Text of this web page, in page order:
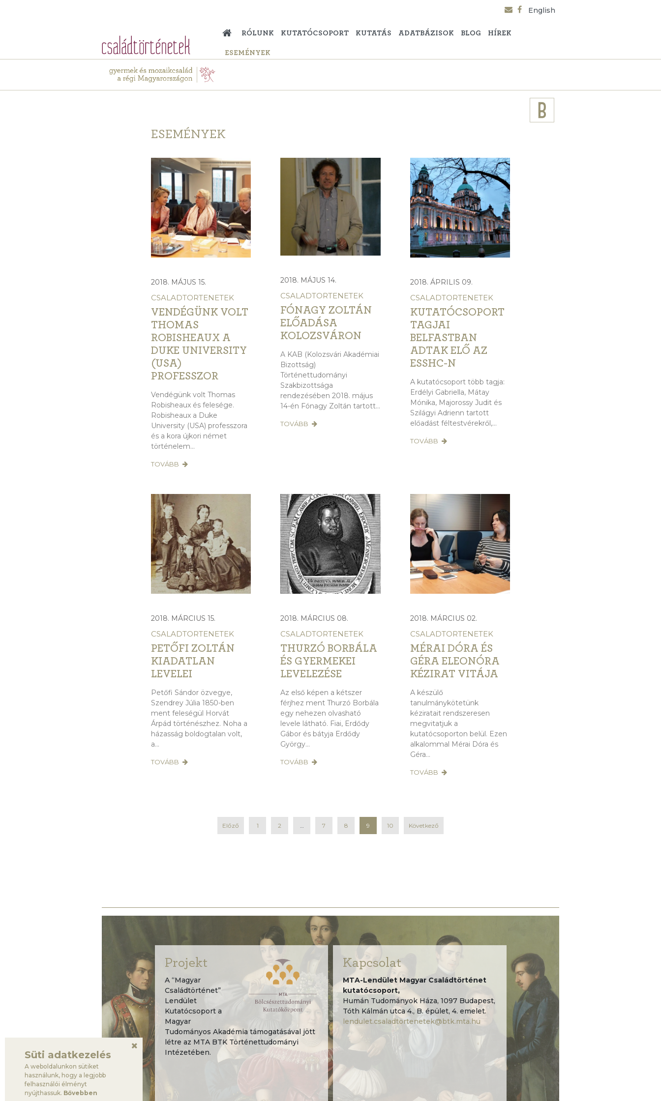
Süti adatkezelés
A weboldalunkon sütiket
használunk, hogy a legjobb
felhasználói élményt
nyújthassuk. Bővebben
English
RÓLUNK KUTATÓCSOPORT KUTATÁS ADATBÁZISOK BLOG HÍREK
ESEMÉNYEK
ESEMÉNYEK
2018. MÁJUS 15.
CSALADTORTENETEK
VENDÉGÜNK VOLT
THOMAS
ROBISHEAUX A
DUKE UNIVERSITY
(USA)
PROFESSZOR
Vendégünk volt Thomas
Robisheaux és felesége.
Robisheaux a Duke
University (USA) professzora
és a kora újkori német
történelem...
TOVÁBB
2018. MÁJUS 14.
CSALADTORTENETEK
FÓNAGY ZOLTÁN
ELŐADÁSA
KOLOZSVÁRON
A KAB (Kolozsvári Akadémiai
Bizottság)
Történettudományi
Szakbizottsága
rendezésében 2018. május
14-én Fónagy Zoltán tartott...
TOVÁBB
2018. ÁPRILIS 09.
CSALADTORTENETEK
KUTATÓCSOPORT
TAGJAI
BELFASTBAN
ADTAK ELŐ AZ
ESSHC-N
A kutatócsoport több tagja:
Erdélyi Gabriella, Mátay
Mónika, Majorossy Judit és
Szilágyi Adrienn tartott
előadást féltestvérekről,...
TOVÁBB
2018. MÁRCIUS 15.
CSALADTORTENETEK
PETŐFI ZOLTÁN
KIADATLAN
LEVELEI
Petőfi Sándor özvegye,
Szendrey Júlia 1850-ben
ment feleségül Horvát
Árpád történészhez. Noha a
házasság boldogtalan volt,
a...
TOVÁBB
2018. MÁRCIUS 08.
CSALADTORTENETEK
THURZÓ BORBÁLA
ÉS GYERMEKEI
LEVELEZÉSE
Az első képen a kétszer
férjhez ment Thurzó Borbála
egy nehezen olvasható
levele látható. Fiai, Erdődy
Gábor és bátyja Erdődy
György...
TOVÁBB
2018. MÁRCIUS 02.
CSALADTORTENETEK
MÉRAI DÓRA ÉS
GÉRA ELEONÓRA
KÉZIRAT VITÁJA
A készülő
tanulmánykötetünk
kéziratait rendszeresen
megvitatjuk a
kutatócsoporton belül. Ezen
alkalommal Mérai Dóra és
Géra...
TOVÁBB
Előző 1 2 … 7 8 9 10 Következő
Projekt
A “Magyar
Családtörténet”
Lendület
Kutatócsoport a
Magyar
Tudományos Akadémia támogatásával jött
létre az MTA BTK Történettudományi
Intézetében.
Kapcsolat
MTA-Lendület Magyar Családtörténet
kutatócsoport,
Humán Tudományok Háza, 1097 Budapest,
Tóth Kálmán utca 4., B. épület, 4. emelet.
lendulet.csaladtortenetek@btk.mta.hu